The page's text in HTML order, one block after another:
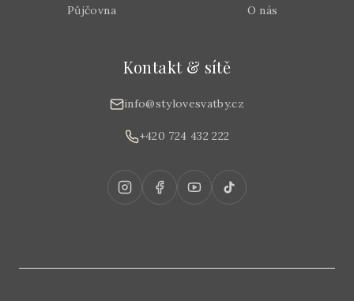
Půjčovna O nás
Kontakt & sítě
info@stylovesvatby.cz
+420 724 432 222